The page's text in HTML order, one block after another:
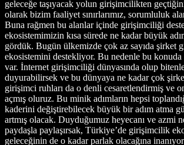
geleceğe taşıyacak yolun girişimcilikten
olarak bizim faaliyet sınırlarımız, sorumluluk
Buna rağmen bu alanlar içinde girişimciliği
ekosistemimizin kısa sürede ne kadar büyük
gördük. Bugün ülkemizde çok az sayıda şirket
ekosistemini destekliyor. Bu nedenle bu konuda
var. İnternet girişimciliği dünyasında olup
duyurabilirsek ve bu dünyaya ne kadar çok
girişimci ruhları da o denli cesaretlendirmiş ve
açmış oluruz. Bu minik adımların hepsi
kaderini değiştirebilecek büyük bir adım atma
artmış olacak. Duyduğumuz heyecanı ve azmi
paydaşla paylaşırsak, Türkiye’de girişimcilik
geleceğinin de o kadar parlak olacağına